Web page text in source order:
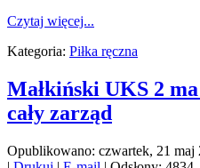
Czytaj więcej...
Kategoria: Piłka ręczna
Małkiński UKS 2
cały zarząd
Opublikowano: czwartek, 21 maj